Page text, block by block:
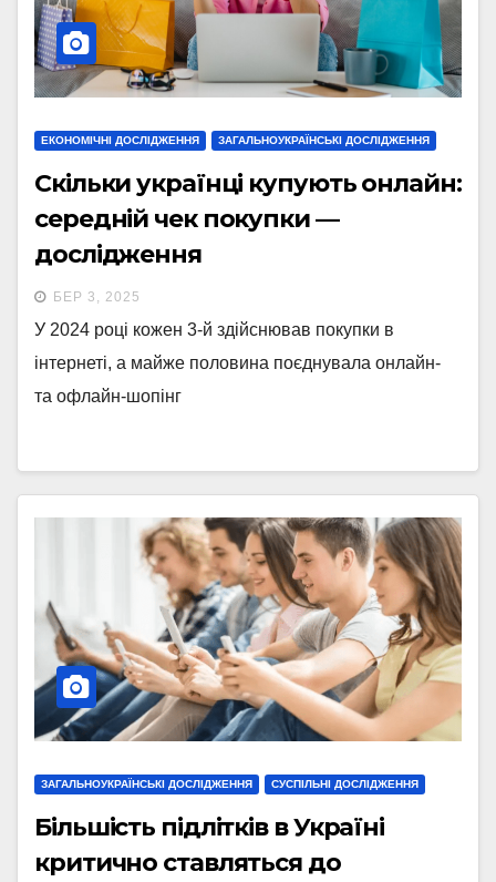
ЕКОНОМІЧНІ ДОСЛІДЖЕННЯ ЗАГАЛЬНОУКРАЇНСЬКІ ДОСЛІДЖЕННЯ
Скільки українці купують онлайн:
середній чек покупки —
дослідження
БЕР 3, 2025
У 2024 році кожен 3-й здійснював покупки в
інтернеті, а майже половина поєднувала онлайн-
та офлайн-шопінг
ЗАГАЛЬНОУКРАЇНСЬКІ ДОСЛІДЖЕННЯ СУСПІЛЬНІ ДОСЛІДЖЕННЯ
Більшість підлітків в Україні
критично ставляться до